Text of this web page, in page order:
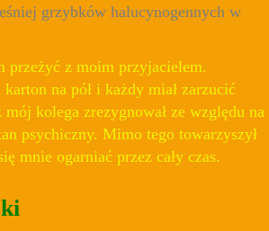
grzybków halucynogennych w
przeżyć z moim przyjacielem.
na pół i każdy miał zarzucić
mój kolega zrezygnował ze względu na
psychiczny. Mimo tego towarzyszył
mnie ogarniać przez cały czas.